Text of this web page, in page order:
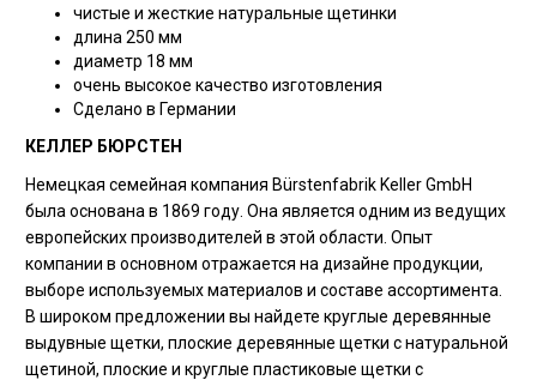
чистые и жесткие натуральные щетинки
длина 250 мм
диаметр 18 мм
очень высокое качество изготовления
Сделано в Германии
КЕЛЛЕР БЮРСТЕН
Немецкая семейная компания Bürstenfabrik Keller GmbH
была основана в 1869 году. Она является одним из ведущих
европейских производителей в этой области. Опыт
компании в основном отражается на дизайне продукции,
выборе используемых материалов и составе ассортимента.
В широком предложении вы найдете круглые деревянные
выдувные щетки, плоские деревянные щетки с натуральной
щетиной, плоские и круглые пластиковые щетки с